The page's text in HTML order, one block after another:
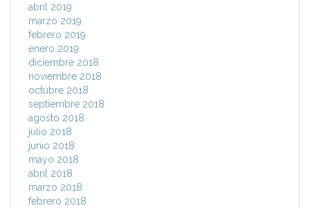
abril 2019
marzo 2019
febrero 2019
enero 2019
diciembre 2018
noviembre 2018
octubre 2018
septiembre 2018
agosto 2018
julio 2018
junio 2018
mayo 2018
abril 2018
marzo 2018
febrero 2018